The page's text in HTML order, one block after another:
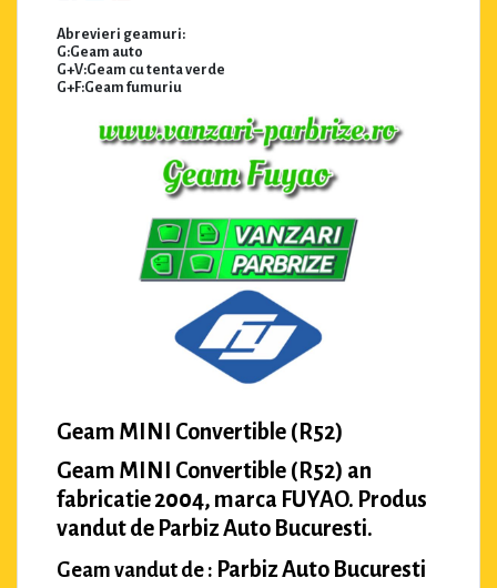
Abrevieri geamuri:
G:Geam auto
G+V:Geam cu tenta verde
G+F:Geam fumuriu
Geam MINI Convertible (R52)
Geam MINI Convertible (R52) an
fabricatie 2004, marca FUYAO. Produs
vandut de Parbiz Auto Bucuresti.
Geam vandut de : Parbiz Auto Bucuresti